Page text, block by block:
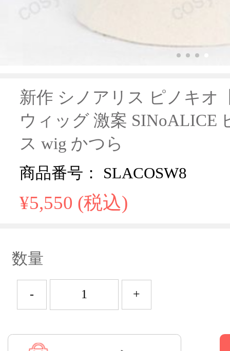
新作 シノアリス ピノキオ
ウィッグ 激案 SINoALICE
ス wig かつら
商品番号： SLACOSW8
¥5,550 (税込)
数量
- +